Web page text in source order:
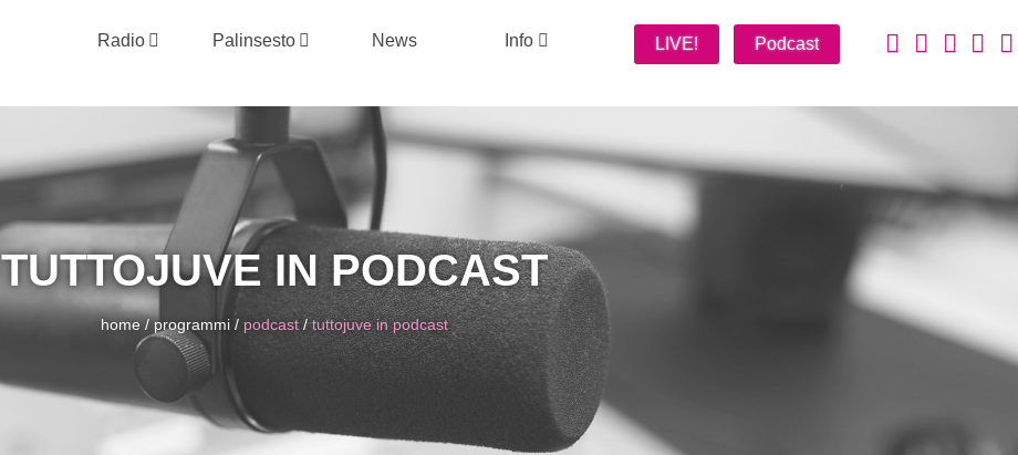
Radio Palinsesto News Info LIVE! Podcast
TUTTOJUVE IN PODCAST
home/programmi / podcast /tuttojuve in podcast